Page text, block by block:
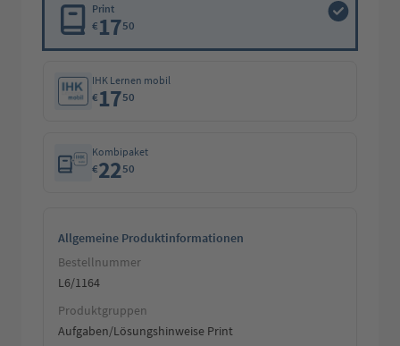
Print
€1750
IHK Lernen mobil
€1750
Kombipaket
€2250
Allgemeine Produktinformationen
Bestellnummer
L6/1164
Produktgruppen
Aufgaben/Lösungshinweise Print